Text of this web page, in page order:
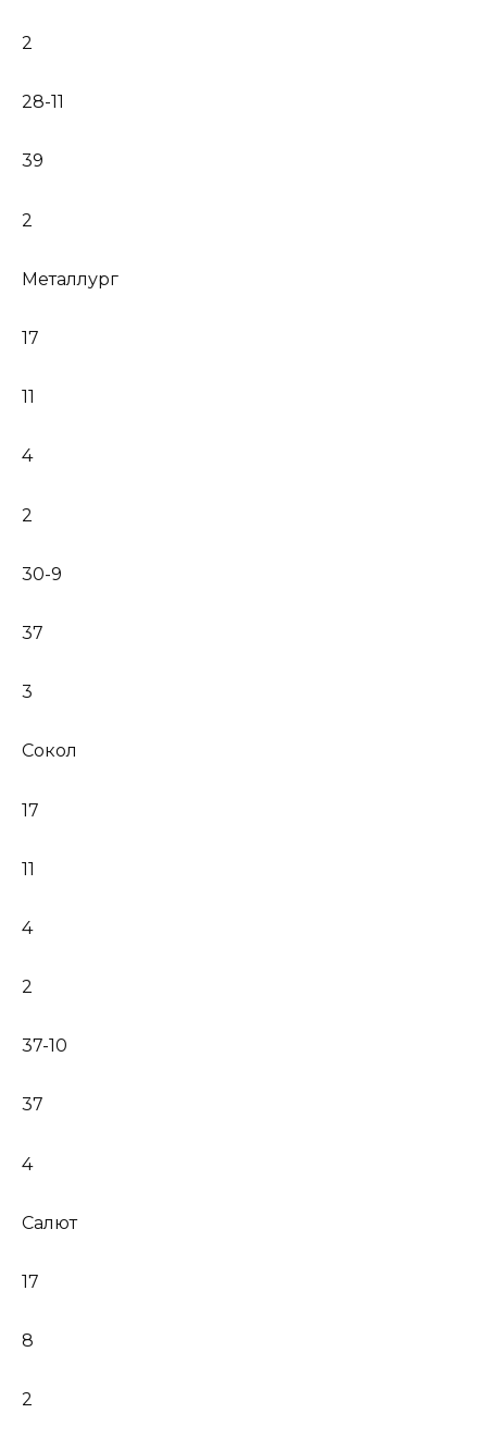
2
28-11
39
2
Металлург
17
11
4
2
30-9
37
3
Сокол
17
11
4
2
37-10
37
4
Салют
17
8
2